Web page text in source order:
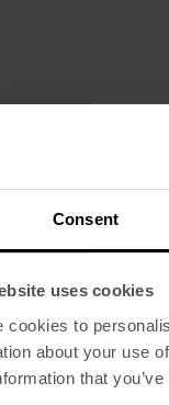
Consent
uses cookies
cookies to
about your use
that
de Portugal a que